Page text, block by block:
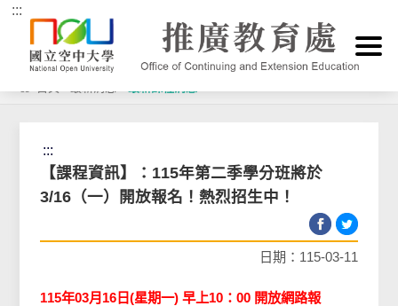
跳到主要內容區塊
:::
:::
【課程資訊】：115年第二季學分班將於
3/16（一）開放報名！熱烈招生中！
日期：115-03-11
115年03月16日(星期一) 早上10：00 開放網路報